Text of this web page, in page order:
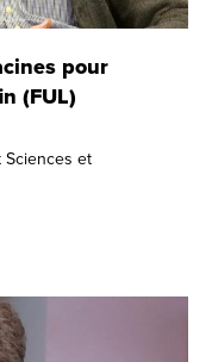
pour
(FUL)
Sciences et